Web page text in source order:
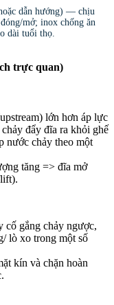
dẫn hướng) — chịu
mở; inox chống ăn
dài tuổi thọ.
trực quan)
lớn hơn áp lực
đẩy đĩa ra khỏi ghế
nước chảy theo một
tăng => đĩa mở
cố gắng chảy ngược,
lò xo trong một số
kín và chặn hoàn